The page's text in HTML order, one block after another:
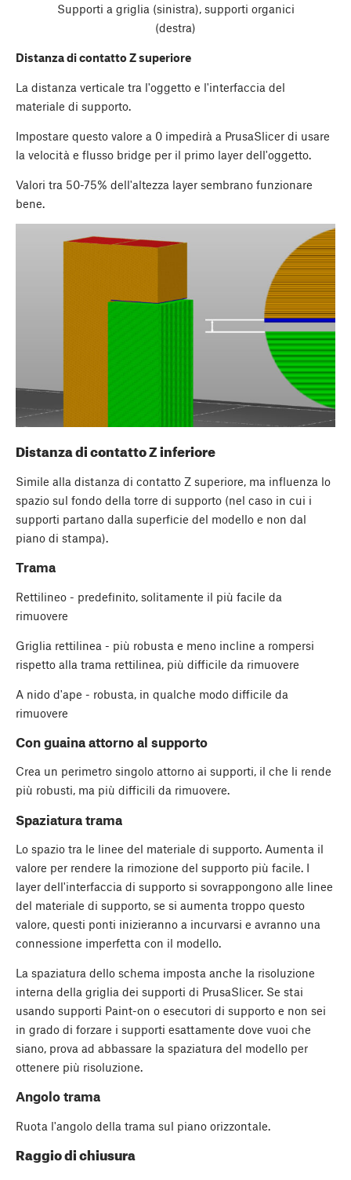
Supporti a griglia (sinistra), supporti organici
(destra)
Distanza di contatto Z superiore
La distanza verticale tra l'oggetto e l'interfaccia del
materiale di supporto.
Impostare questo valore a 0 impedirà a PrusaSlicer di usare
la velocità e flusso bridge per il primo layer dell'oggetto.
Valori tra 50-75% dell'altezza layer sembrano funzionare
bene.
Distanza di contatto Z inferiore
Simile alla distanza di contatto Z superiore, ma influenza lo
spazio sul fondo della torre di supporto (nel caso in cui i
supporti partano dalla superficie del modello e non dal
piano di stampa).
Trama
Rettilineo - predefinito, solitamente il più facile da
rimuovere
Griglia rettilinea - più robusta e meno incline a rompersi
rispetto alla trama rettilinea, più difficile da rimuovere
A nido d'ape - robusta, in qualche modo difficile da
rimuovere
Con guaina attorno al supporto
Crea un perimetro singolo attorno ai supporti, il che li rende
più robusti, ma più difficili da rimuovere.
Spaziatura trama
Lo spazio tra le linee del materiale di supporto. Aumenta il
valore per rendere la rimozione del supporto più facile. I
layer dell'interfaccia di supporto si sovrappongono alle linee
del materiale di supporto, se si aumenta troppo questo
valore, questi ponti inizieranno a incurvarsi e avranno una
connessione imperfetta con il modello.
La spaziatura dello schema imposta anche la risoluzione
interna della griglia dei supporti di PrusaSlicer. Se stai
usando supporti Paint-on o esecutori di supporto e non sei
in grado di forzare i supporti esattamente dove vuoi che
siano, prova ad abbassare la spaziatura del modello per
ottenere più risoluzione.
Angolo trama
Ruota l'angolo della trama sul piano orizzontale.
Raggio di chiusura